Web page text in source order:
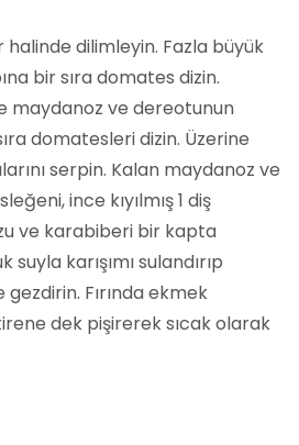
dilimleyin. Fazla büyük
bir sıra domates dizin.
maydanoz ve dereotunun
domatesleri dizin. Üzerine
serpin. Kalan maydanoz ve
ince kıyılmış 1 diş
ve karabiberi bir kapta
suyla karışımı sulandırıp
Fırında ekmek
dek pişirerek sıcak olarak